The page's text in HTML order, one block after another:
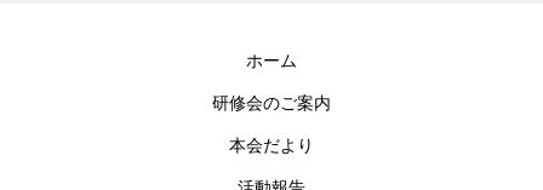
ホーム
研修会のご案内
本会だより